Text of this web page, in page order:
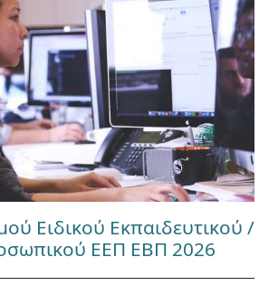
Ειδικού Εκπαιδευτικού /
ΕΕΠ ΕΒΠ 2026